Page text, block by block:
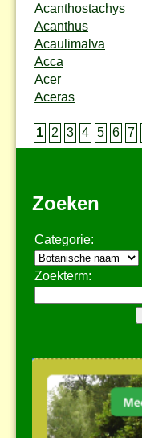
Acanthostachys
Acanthus
Acaulimalva
Acca
Acer
Aceras
1 2 3 4 5 6 7
Zoeken
Categorie:
Zoekterm: